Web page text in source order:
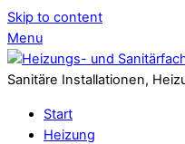
Skip to content
Menu
Sanitäre Installationen,
Start
Heizung